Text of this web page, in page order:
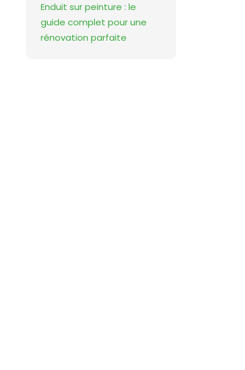
Enduit sur peinture : le
guide complet pour une
rénovation parfaite